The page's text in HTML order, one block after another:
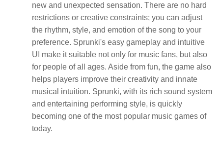
new and unexpected sensation. There are no hard
restrictions or creative constraints; you can adjust
the rhythm, style, and emotion of the song to your
preference. Sprunki's easy gameplay and intuitive
UI make it suitable not only for music fans, but also
for people of all ages. Aside from fun, the game also
helps players improve their creativity and innate
musical intuition. Sprunki, with its rich sound system
and entertaining performing style, is quickly
becoming one of the most popular music games of
today.